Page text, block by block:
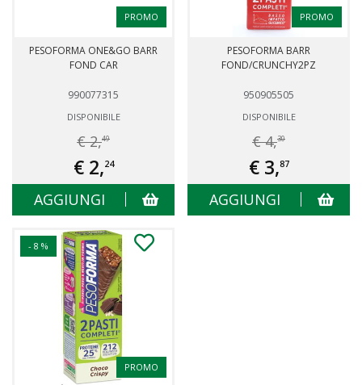
PROMO
PESOFORMA ONE&GO BARR
FOND CAR
990077315
DISPONIBILE
€ 2,49
€ 2,24
AGGIUNGI
PROMO
PESOFORMA BARR
FOND/CRUNCHY2PZ
950905505
DISPONIBILE
€ 4,30
€ 3,87
AGGIUNGI
- 8 %
PROMO